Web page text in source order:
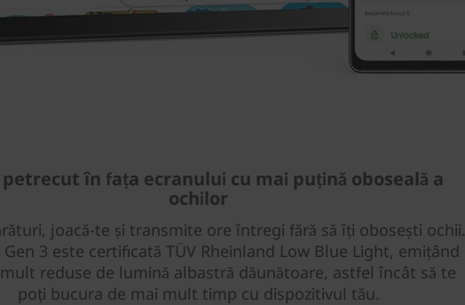
în fața ecranului cu mai puțină oboseală a
ochilor
joacă-te și transmite ore întregi fără să îți obosești ochii.
Gen 3 este certificată TÜV Rheinland Low Blue Light, emițând
reduse de lumină albastră dăunătoare, astfel încât să te
poți bucura de mai mult timp cu dispozitivul tău.